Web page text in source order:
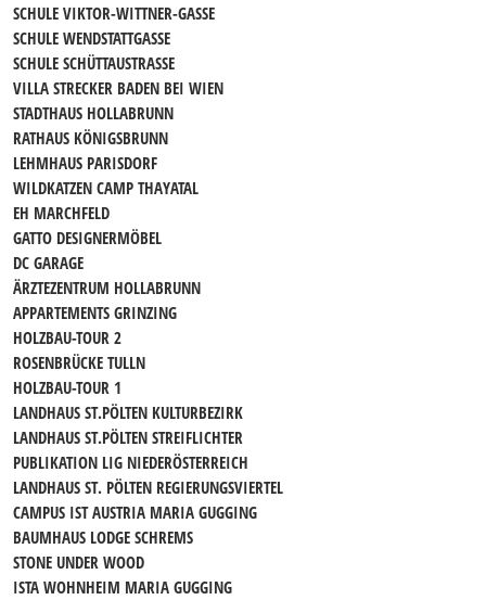
SCHULE VIKTOR-WITTNER-GASSE
SCHULE WENDSTATTGASSE
SCHULE SCHÜTTAUSTRASSE
VILLA STRECKER BADEN BEI WIEN
STADTHAUS HOLLABRUNN
RATHAUS KÖNIGSBRUNN
LEHMHAUS PARISDORF
WILDKATZEN CAMP THAYATAL
EH MARCHFELD
GATTO DESIGNERMÖBEL
DC GARAGE
ÄRZTEZENTRUM HOLLABRUNN
APPARTEMENTS GRINZING
HOLZBAU-TOUR 2
ROSENBRÜCKE TULLN
HOLZBAU-TOUR 1
LANDHAUS ST.PÖLTEN KULTURBEZIRK
LANDHAUS ST.PÖLTEN STREIFLICHTER
PUBLIKATION LIG NIEDERÖSTERREICH
LANDHAUS ST. PÖLTEN REGIERUNGSVIERTEL
CAMPUS IST AUSTRIA MARIA GUGGING
BAUMHAUS LODGE SCHREMS
STONE UNDER WOOD
ISTA WOHNHEIM MARIA GUGGING